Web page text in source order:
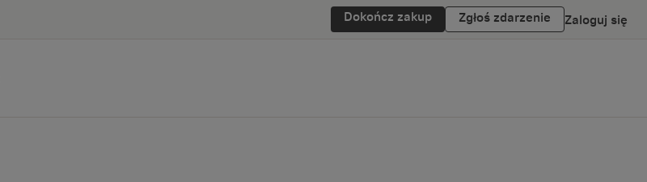
Dokończ zakup Zgłoś zdarzenie Zaloguj się